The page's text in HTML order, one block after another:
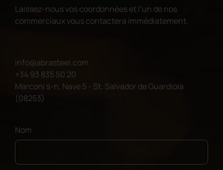
Laissez-nous vos coordonnées et l’un de nos
commerciaux vous contactera immédiatement.
info@abrasteel.com
+34 93 835 50 20
Marconi s-n, Nave 5 - St. Salvador de Guardiola
(08253)
Nom